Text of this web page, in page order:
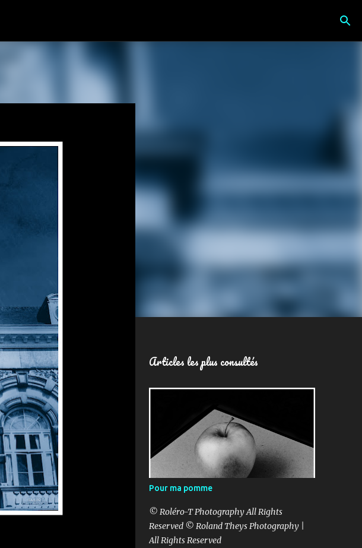
Articles les plus consultés
Pour ma pomme
© Roléro-T Photography All Rights
Reserved © Roland Theys Photography |
All Rights Reserved